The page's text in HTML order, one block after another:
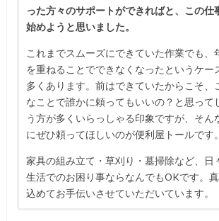
った方々のサポートができればと、この仕
始めようと思いました。
これまでスムーズにできていた作業でも、
を重ねることでできなくなったというケー
多くあります。前はできていたからこそ、
なことで誰かに頼ってもいいの？と思って
う方が多くいらっしゃる印象ですが、そん
にぜひ頼ってほしいのが便利屋トールです。
家具の組み立て・草刈り・墓掃除など、日
生活でのお困り事ならなんでもOKです。
込めてお手伝いさせていただいています。